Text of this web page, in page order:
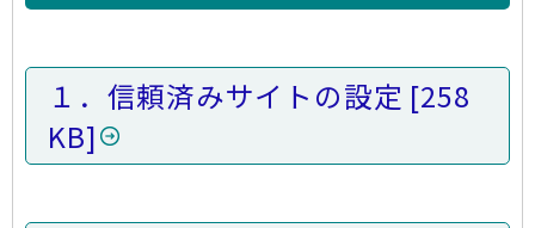
１．信頼済みサイトの設定 258
KB